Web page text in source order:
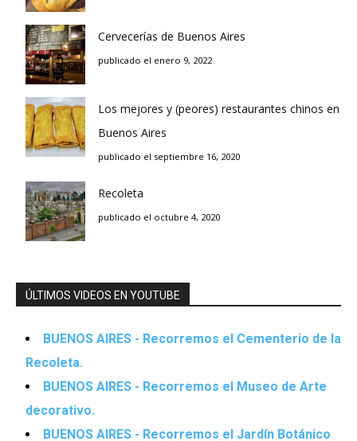
Cervecerías de Buenos Aires
publicado el enero 9, 2022
Los mejores y (peores) restaurantes chinos en
Buenos Aires
publicado el septiembre 16, 2020
Recoleta
publicado el octubre 4, 2020
ÚLTIMOS VIDEOS EN YOUTUBE
BUENOS AIRES - Recorremos el Cementerio de la
Recoleta.
BUENOS AIRES - Recorremos el Museo de Arte
decorativo.
BUENOS AIRES - Recorremos el Jardín Botánico